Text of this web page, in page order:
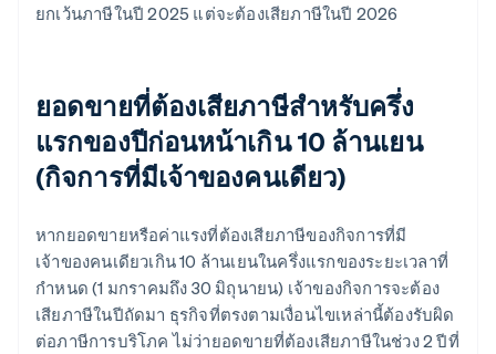
ยกเว้นภาษีในปี 2025 แต่จะต้องเสียภาษีในปี 2026
ยอดขายที่ต้องเสียภาษีสําหรับครึ่ง
แรกของปีก่อนหน้าเกิน 10 ล้านเยน
(กิจการที่มีเจ้าของคนเดียว)
หากยอดขายหรือค่าแรงที่ต้องเสียภาษีของกิจการที่มี
เจ้าของคนเดียวเกิน 10 ล้านเยนในครึ่งแรกของระยะเวลาที่
กําหนด (1 มกราคมถึง 30 มิถุนายน) เจ้าของกิจการจะต้อง
เสียภาษีในปีถัดมา ธุรกิจที่ตรงตามเงื่อนไขเหล่านี้ต้องรับผิด
ต่อภาษีการบริโภค ไม่ว่ายอดขายที่ต้องเสียภาษีในช่วง 2 ปีที่